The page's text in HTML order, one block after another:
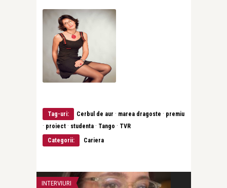
Tag-uri: Cerbul de aur · marea dragoste · premiu
· proiect · studenta · Tango · TVR
Categorii:
Cariera
INTERVIURI